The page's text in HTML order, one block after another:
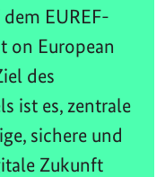
EUREF-
on European
des
ist es, zentrale
sichere und
Zukunft